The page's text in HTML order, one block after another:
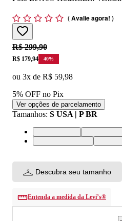
(Avalie agora! )
Original price:
R$ 299,90
Price:
R$ 179,94 40%
ou 3x de R$ 59,98
5% OFF no Pix
Ver opções de parcelamento
Tamanhos: S USA | P BR
L USA | G BRM USA | M
XL USA | GG BRXS
Descubra seu tamanho
Entenda a medida da Levi’s®